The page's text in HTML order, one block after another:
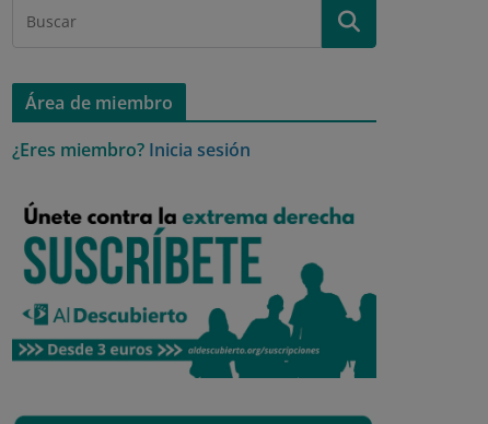
Área de miembro
¿Eres miembro? Inicia sesión